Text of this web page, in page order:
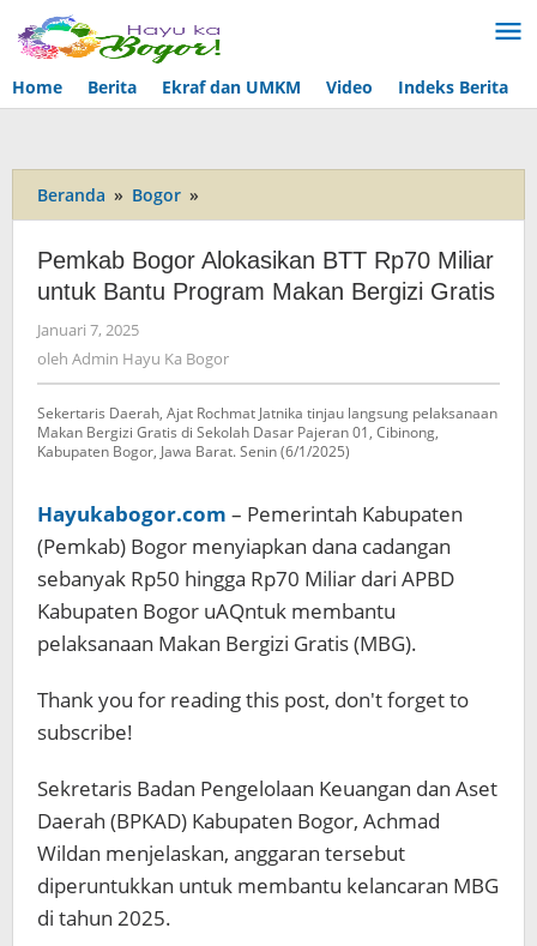
Lewati
ke
konten
Home
Berita Ekraf dan UMKM Video Indeks Berita
Beranda » Bogor »
Bogor
Alokasikan
BTT
Rp70
Bantu
Makan
Bergizi
Pemkab Bogor Alokasikan BTT Rp70 Miliar
untuk Bantu Program Makan Bergizi Gratis
Januari 7, 2025
Admin
Bogor
oleh Admin Hayu Ka Bogor
Sekertaris Daerah, Ajat Rochmat Jatnika tinjau langsung pelaksanaan
Makan Bergizi Gratis di Sekolah Dasar Pajeran 01, Cibinong,
Kabupaten Bogor, Jawa Barat. Senin (6/1/2025)
Hayukabogor.com – Pemerintah Kabupaten
(Pemkab) Bogor menyiapkan dana cadangan
sebanyak Rp50 hingga Rp70 Miliar dari APBD
Kabupaten Bogor uAQntuk membantu
pelaksanaan Makan Bergizi Gratis (MBG).
Thank you for reading this post, don't forget to
subscribe!
Sekretaris Badan Pengelolaan Keuangan dan Aset
Daerah (BPKAD) Kabupaten Bogor, Achmad
Wildan menjelaskan, anggaran tersebut
diperuntukkan untuk membantu kelancaran MBG
di tahun 2025.